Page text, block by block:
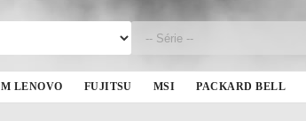
LENOVO FUJITSU MSI PACKARD BELL